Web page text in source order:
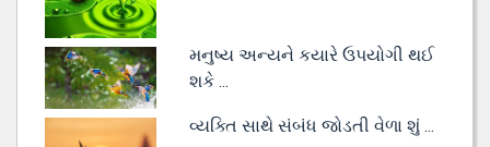
મનુષ્ય અન્યને કયારે ઉપયોગી થઈ
શકે ...
વ્યક્તિ સાથે સંબંધ જોડતી વેળા શું ...